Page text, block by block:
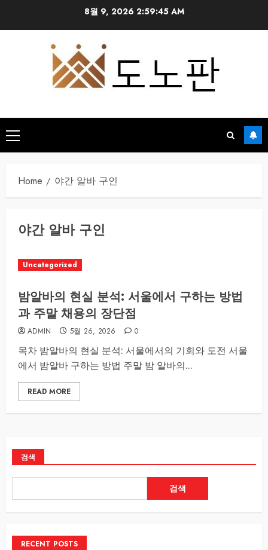
8월 9, 2026 2:59:45 AM
Primary
Menu
Home 야간 알바 구인
야간 알바 구인
Uncategorized
밤알바의 현실 분석: 서울에서 구하는 방법
과 주말 채용의 장단점
ADMIN 5월 26, 2026 0
목차 밤알바의 현실 분석: 서울에서의 기회와 도전 서울
에서 밤알바 구하는 방법 주말 밤 알바의...
READ MORE
검색
검색
RECENT POSTS